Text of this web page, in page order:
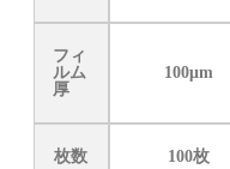
フィ
ルム
厚
100μm
枚数 100枚